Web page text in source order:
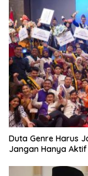
Duta Genre Harus
Jangan Hanya